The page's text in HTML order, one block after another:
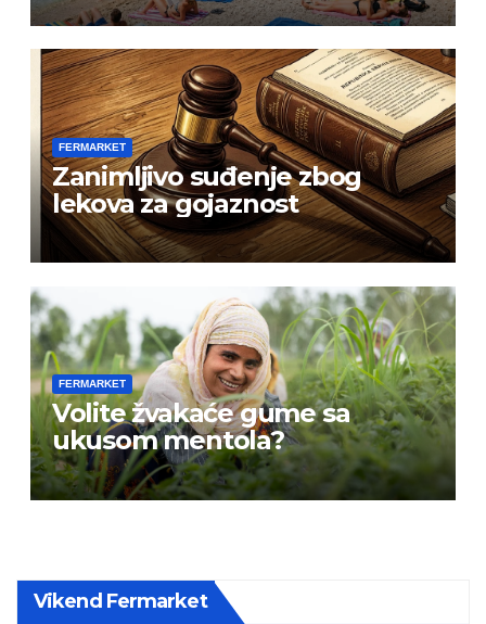
FERMARKET
Zanimljivo suđenje zbog
lekova za gojaznost
FERMARKET
Volite žvakaće gume sa
ukusom mentola?
Vikend Fermarket